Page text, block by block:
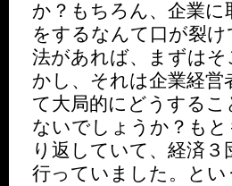
か？もちろん、企業
をするなんて口が裂
法があれば、まずは
かし、それは企業経
て大局的にどうする
ないでしょうか？も
り返していて、経済
行っていました。と